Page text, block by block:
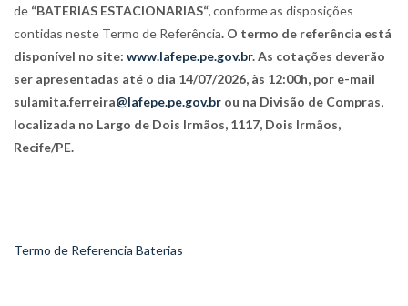
de “BATERIAS ESTACIONARIAS“,conforme as disposições
contidas neste Termo de Referência. O termo de referência está
disponível no site: www.lafepe.pe.gov.br. As cotações deverão
ser apresentadas até o dia 14/07/2026, às 12:00h, por e-mail
sulamita.ferreira@lafepe.pe.gov.br ou na Divisão de Compras,
localizada no Largo de Dois Irmãos, 1117, Dois Irmãos,
Recife/PE.
Termo de Referencia Baterias